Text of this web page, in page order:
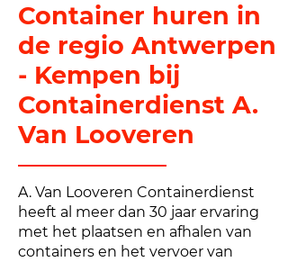
Container huren in
de regio Antwerpen
- Kempen bij
Containerdienst A.
Van Looveren
A. Van Looveren Containerdienst
heeft al meer dan 30 jaar ervaring
met het plaatsen en afhalen van
containers en het vervoer van